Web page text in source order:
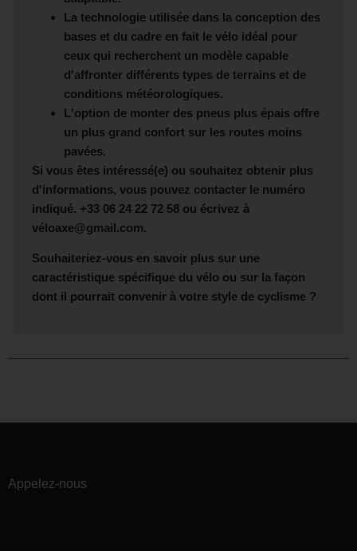
La technologie utilisée dans la conception des
bases et du cadre en fait le vélo idéal pour
ceux qui recherchent un modèle capable
d'affronter différents types de terrains et de
conditions météorologiques.
L'option de monter des pneus plus épais offre
un plus grand confort sur les routes moins
pavées.
Si vous êtes intéressé(e) ou souhaitez obtenir plus
d'informations, vous pouvez contacter le numéro
indiqué. +33 06 24 22 72 58 ou écrivez à
véloaxe@gmail.com.
Souhaiteriez-vous en savoir plus sur une
caractéristique spécifique du vélo ou sur la façon
dont il pourrait convenir à votre style de cyclisme ?
Appelez-nous